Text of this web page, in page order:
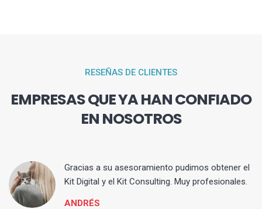
RESEÑAS DE CLIENTES
EMPRESAS QUE YA HAN CONFIADO
EN NOSOTROS
Gracias a su asesoramiento pudimos obtener el
Kit Digital y el Kit Consulting. Muy profesionales.
ANDRÉS